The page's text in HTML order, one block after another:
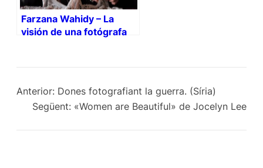
Farzana Wahidy – La
visión de una fotógrafa
Anterior: Dones fotografiant la guerra. (Síria)
Següent: «Women are Beautiful» de Jocelyn Lee